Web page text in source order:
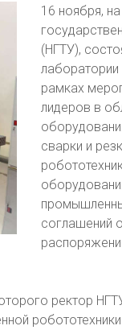
16 ноября,
(НГТУ),
рамках
лидеров в
сварки и
соглашений
ректор